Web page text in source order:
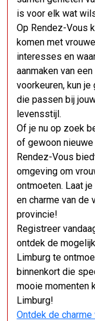
is voor elk wat
Op Rendez-Vous
komen met
interesses en
aanmaken van
voorkeuren, kun
die passen bij
levensstijl.
Of je nu op zoek
of gewoon
Rendez-Vous
omgeving om
ontmoeten. Laat
en charme van de
provincie!
Registreer
ontdek de
Limburg te
binnenkort die
mooie momenten
Limburg!
Ontdek de